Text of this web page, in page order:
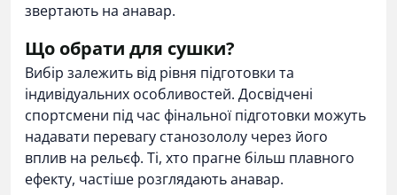
звертають на анавар.
Що обрати для сушки?
Вибір залежить від рівня підготовки та
індивідуальних особливостей. Досвідчені
спортсмени під час фінальної підготовки можуть
надавати перевагу станозололу через його
вплив на рельєф. Ті, хто прагне більш плавного
ефекту, частіше розглядають анавар.